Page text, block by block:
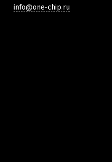
info@one-chip.ru